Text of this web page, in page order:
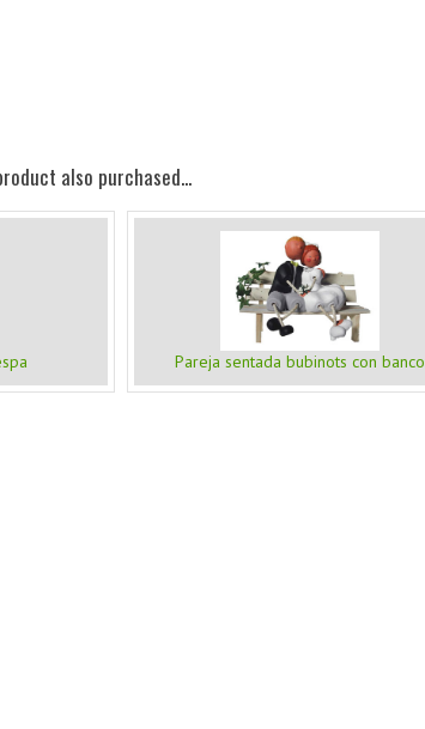
also purchased...
Pareja sentada bubinots con banco